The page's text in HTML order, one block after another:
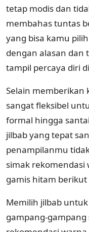
tetap modis dan
membahas tuntas
yang bisa kamu
dengan alasan dan
tampil percaya diri
Selain memberikan
sangat fleksibel
formal hingga
jilbab yang tepat
penampilanmu
simak rekomendasi
gamis hitam berikut
Memilih jilbab
gampang-